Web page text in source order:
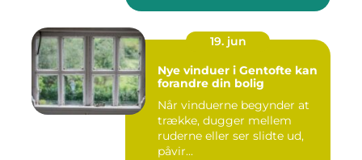
19. jun
Nye vinduer i Gentofte kan
forandre din bolig
Når vinduerne begynder at
trække, dugger mellem
ruderne eller ser slidte ud,
påvir...